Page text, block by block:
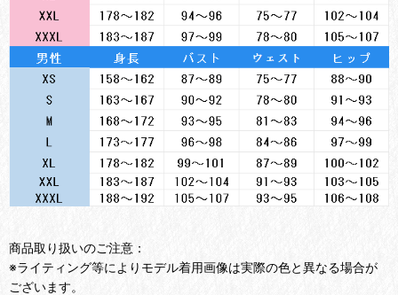
商品取り扱いのご注意：
※ライティング等によりモデル着用画像は実際の色と異なる場合が
ございます。